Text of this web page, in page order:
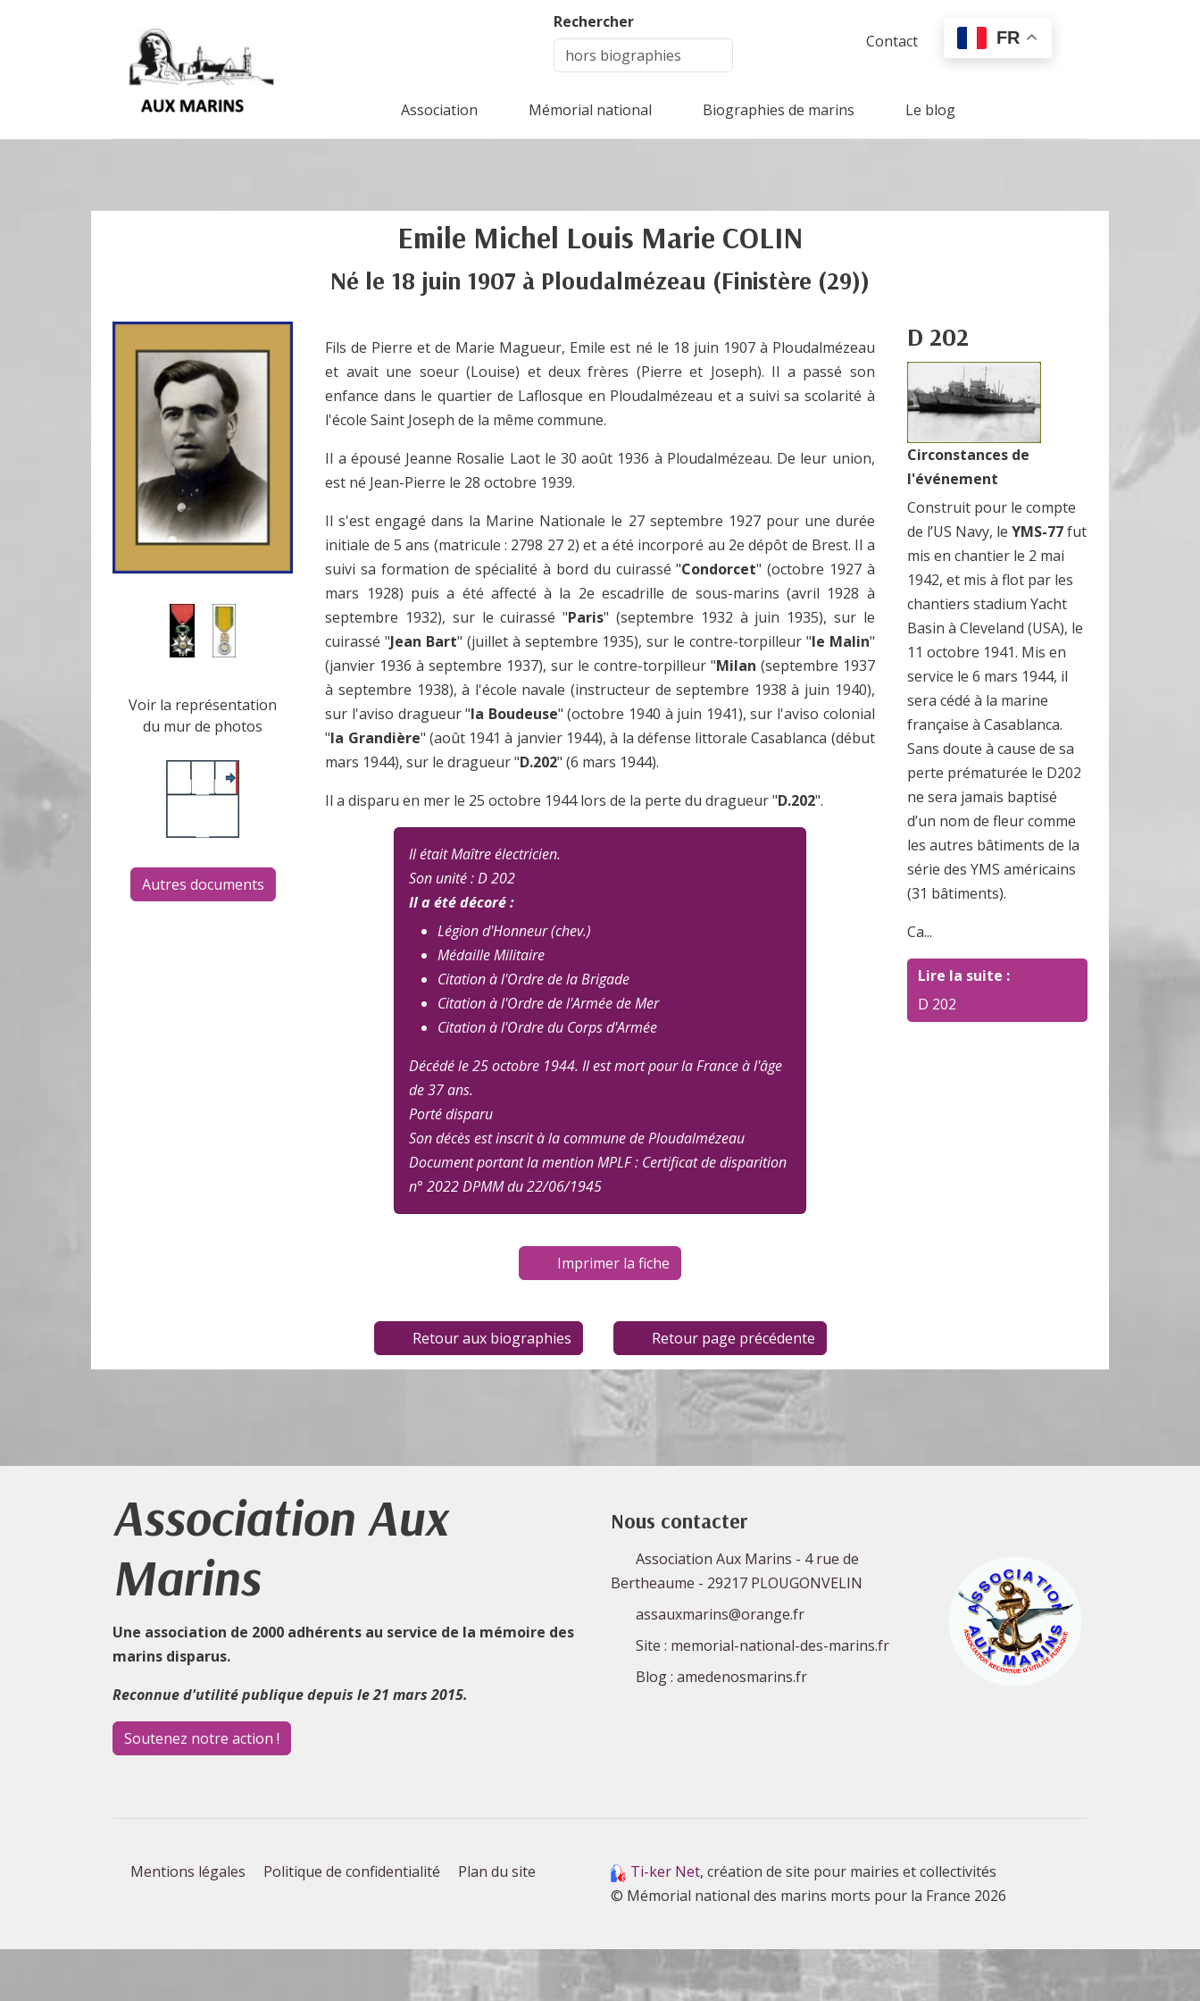
Rechercher
Contact
FR
Association Mémorial national Biographies de marins Le blog
Emile Michel Louis Marie COLIN
Né le 18 juin 1907 à Ploudalmézeau (Finistère (29))
Voir la représentation
du mur de photos
Autres documents
D 202
Circonstances de
l'événement
Construit pour le compte
de l’US Navy, le YMS-77fut
mis en chantier le 2 mai
1942, et mis à flot par les
chantiers stadium Yacht
Basin à Cleveland (USA), le
11 octobre 1941. Mis en
service le 6 mars 1944, il
sera cédé à la marine
française à Casablanca.
Sans doute à cause de sa
perte prématurée le D202
ne sera jamais baptisé
d’un nom de fleur comme
les autres bâtiments de la
série des YMS américains
(31 bâtiments).
Ca...
Lire la suite :
D 202
Fils de Pierre et de Marie Magueur, Emile est né le 18 juin 1907 à Ploudalmézeau
et avait une soeur (Louise) et deux frères (Pierre et Joseph). Il a passé son
enfance dans le quartier de Laflosque en Ploudalmézeau et a suivi sa scolarité à
l'école Saint Joseph de la même commune.
Il a épousé Jeanne Rosalie Laot le 30 août 1936 à Ploudalmézeau. De leur union,
est né Jean-Pierre le 28 octobre 1939.
Il s'est engagé dans la Marine Nationale le 27 septembre 1927 pour une durée
initiale de 5 ans (matricule : 2798 27 2) et a été incorporé au 2e dépôt de Brest. Il a
suivi sa formation de spécialité à bord du cuirassé "Condorcet" (octobre 1927 à
mars 1928) puis a été affecté à la 2e escadrille de sous-marins (avril 1928 à
septembre 1932), sur le cuirassé "Paris" (septembre 1932 à juin 1935), sur le
cuirassé "Jean Bart" (juillet à septembre 1935), sur le contre-torpilleur "le Malin"
(janvier 1936 à septembre 1937), sur le contre-torpilleur "Milan (septembre 1937
à septembre 1938), à l'école navale (instructeur de septembre 1938 à juin 1940),
sur l'aviso dragueur "la Boudeuse" (octobre 1940 à juin 1941), sur l'aviso colonial
"la Grandière" (août 1941 à janvier 1944), à la défense littorale Casablanca (début
mars 1944), sur le dragueur "D.202" (6 mars 1944).
Il a disparu en mer le 25 octobre 1944 lors de la perte du dragueur "D.202".
Il était Maître électricien.
Son unité : D 202
Il a été décoré :
Légion d'Honneur (chev.)
Médaille Militaire
Citation à l'Ordre de la Brigade
Citation à l'Ordre de l'Armée de Mer
Citation à l'Ordre du Corps d'Armée
Décédé le 25 octobre 1944. Il est mort pour la France à l'âge
de 37 ans.
Porté disparu
Son décès est inscrit à la commune de Ploudalmézeau
Document portant la mention MPLF : Certificat de disparition
n° 2022 DPMM du 22/06/1945
Imprimer la fiche
Retour aux biographies Retour page précédente
Association Aux
Marins
Une association de 2000 adhérents au service de la mémoire des
marins disparus.
Reconnue d'utilité publique depuis le 21 mars 2015.
Soutenez notre action !
Nous contacter
Association Aux Marins - 4 rue de
Bertheaume - 29217 PLOUGONVELIN
assauxmarins@orange.fr
Site : memorial-national-des-marins.fr
Blog : amedenosmarins.fr
Mentions légales Politique de confidentialité Plan du site Ti-ker Net, création de site pour mairies et collectivités
© Mémorial national des marins morts pour la France 2026